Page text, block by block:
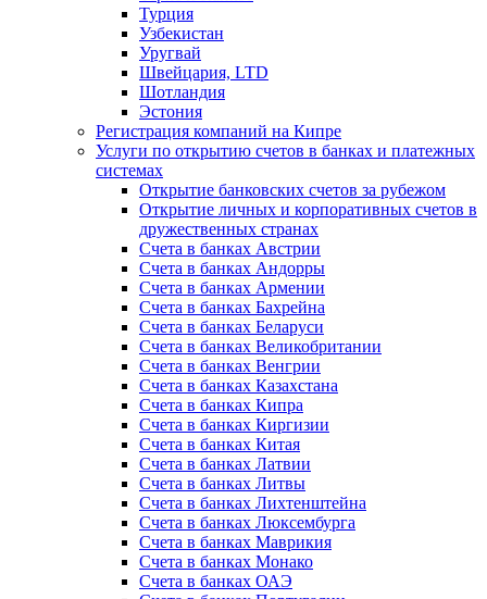
Турция
Узбекистан
Уругвай
Швейцария, LTD
Шотландия
Эстония
Регистрация компаний на Кипре
Услуги по открытию счетов в банках и платежных
системах
Открытие банковских счетов за рубежом
Открытие личных и корпоративных счетов в
дружественных странах
Счета в банках Австрии
Счета в банках Андорры
Счета в банках Армении
Счета в банках Бахрейна
Счета в банках Беларуси
Счета в банках Великобритании
Счета в банках Венгрии
Счета в банках Казахстана
Счета в банках Кипра
Счета в банках Киргизии
Счета в банках Китая
Счета в банках Латвии
Счета в банках Литвы
Счета в банках Лихтенштейна
Счета в банках Люксембурга
Счета в банках Маврикия
Счета в банках Монако
Счета в банках ОАЭ